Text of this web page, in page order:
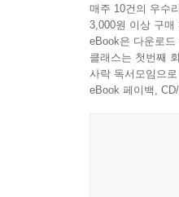
하였다. 1장은
있는 요리와 상
어렵지 않게 한
6장에는 우리에
매주 10건의 우수
3,000원 이상 구매
eBook은 다운로
클래스는 첫번째
사락 독서모임으
eBook 페이백,